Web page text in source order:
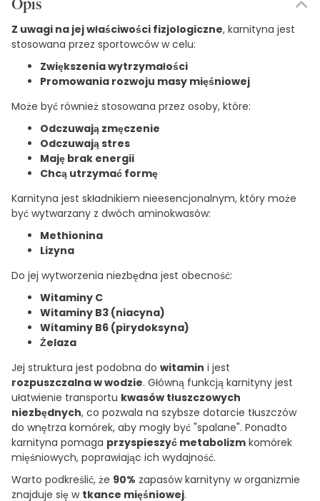
Opis
Z uwagi na jej właściwości fizjologiczne, karnityna jest
stosowana przez sportowców w celu:
Zwiększenia wytrzymałości
Promowania rozwoju masy mięśniowej
Może być również stosowana przez osoby, które:
Odczuwają zmęczenie
Odczuwają stres
Maję brak energii
Chcą utrzymać formę
Karnityna jest składnikiem nieesencjonalnym, który może
być wytwarzany z dwóch aminokwasów:
Methionina
Lizyna
Do jej wytworzenia niezbędna jest obecność:
Witaminy C
Witaminy B3 (niacyna)
Witaminy B6 (pirydoksyna)
Żelaza
Jej struktura jest podobna do witamin i jest
rozpuszczalna w wodzie. Główną funkcją karnityny jest
ułatwienie transportu kwasów tłuszczowych
niezbędnych, co pozwala na szybsze dotarcie tłuszczów
do wnętrza komórek, aby mogły być "spalane". Ponadto
karnityna pomaga przyspieszyć metabolizm komórek
mięśniowych, poprawiając ich wydajność.
Warto podkreślić, że 90% zapasów karnityny w organizmie
znajduje się w tkance mięśniowej.